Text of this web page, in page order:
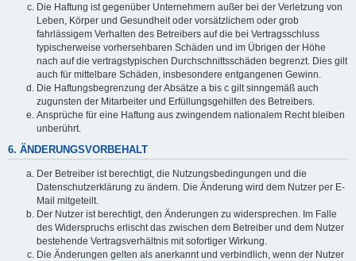
Die Haftung ist gegenüber Unternehmern außer bei der Verletzung von
Leben, Körper und Gesundheit oder vorsätzlichem oder grob
fahrlässigem Verhalten des Betreibers auf die bei Vertragsschluss
typischerweise vorhersehbaren Schäden und im Übrigen der Höhe
nach auf die vertragstypischen Durchschnittsschäden begrenzt. Dies gilt
auch für mittelbare Schäden, insbesondere entgangenen Gewinn.
Die Haftungsbegrenzung der Absätze a bis c gilt sinngemäß auch
zugunsten der Mitarbeiter und Erfüllungsgehilfen des Betreibers.
Ansprüche für eine Haftung aus zwingendem nationalem Recht bleiben
unberührt.
6. ÄNDERUNGSVORBEHALT
Der Betreiber ist berechtigt, die Nutzungsbedingungen und die
Datenschutzerklärung zu ändern. Die Änderung wird dem Nutzer per E-
Mail mitgeteilt.
Der Nutzer ist berechtigt, den Änderungen zu widersprechen. Im Falle
des Widerspruchs erlischt das zwischen dem Betreiber und dem Nutzer
bestehende Vertragsverhältnis mit sofortiger Wirkung.
Die Änderungen gelten als anerkannt und verbindlich, wenn der Nutzer